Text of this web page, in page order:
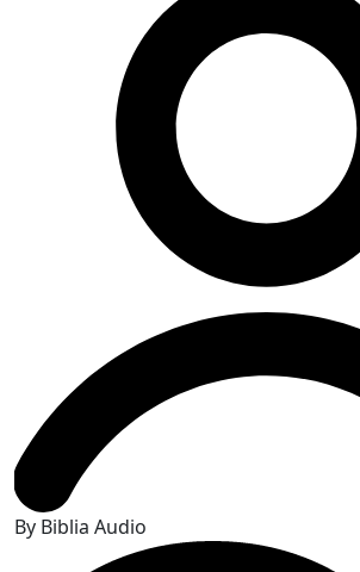
By Biblia Audio